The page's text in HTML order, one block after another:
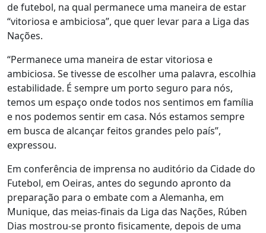
de futebol, na qual permanece uma maneira de estar
“vitoriosa e ambiciosa”, que quer levar para a Liga das
Nações.
“Permanece uma maneira de estar vitoriosa e
ambiciosa. Se tivesse de escolher uma palavra, escolhia
estabilidade. É sempre um porto seguro para nós,
temos um espaço onde todos nos sentimos em família
e nos podemos sentir em casa. Nós estamos sempre
em busca de alcançar feitos grandes pelo país”,
expressou.
Em conferência de imprensa no auditório da Cidade do
Futebol, em Oeiras, antes do segundo apronto da
preparação para o embate com a Alemanha, em
Munique, das meias-finais da Liga das Nações, Rúben
Dias mostrou-se pronto fisicamente, depois de uma